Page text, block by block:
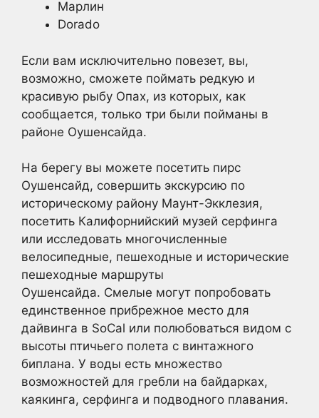
Марлин
Dorado
Если вам исключительно повезет, вы,
возможно, сможете поймать редкую и
красивую рыбу Опах, из которых, как
сообщается, только три были пойманы в
районе Оушенсайда.
На берегу вы можете посетить пирс
Оушенсайд, совершить экскурсию по
историческому району Маунт-Экклезия,
посетить Калифорнийский музей серфинга
или исследовать многочисленные
велосипедные, пешеходные и исторические
пешеходные маршруты
Оушенсайда. Смелые могут попробовать
единственное прибрежное место для
дайвинга в SoCal или полюбоваться видом с
высоты птичьего полета с винтажного
биплана. У воды есть множество
возможностей для гребли на байдарках,
каякинга, серфинга и подводного плавания.